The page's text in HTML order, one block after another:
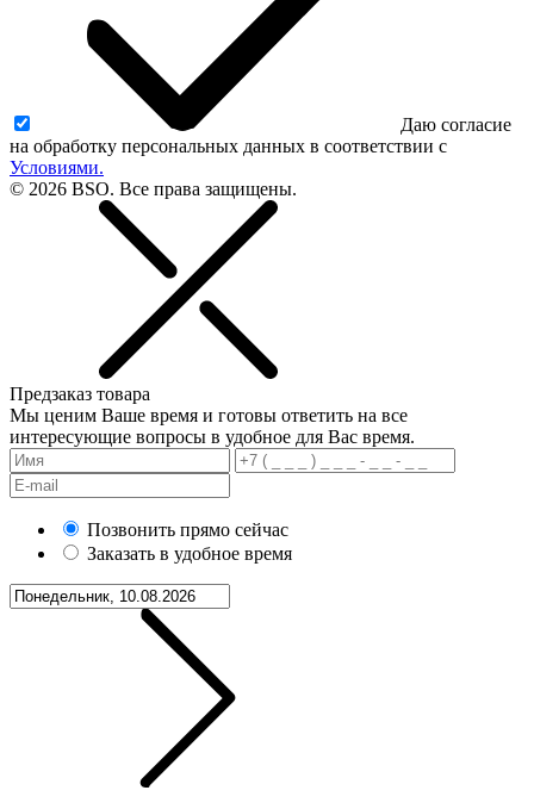
Даю согласие
на обработку персональных данных в соответствии с
Условиями.
© 2026 BSO. Все права защищены.
Предзаказ товара
Мы ценим Ваше время и готовы ответить на все
интересующие вопросы в удобное для Вас время.
Позвонить прямо сейчас
Заказать в удобное время